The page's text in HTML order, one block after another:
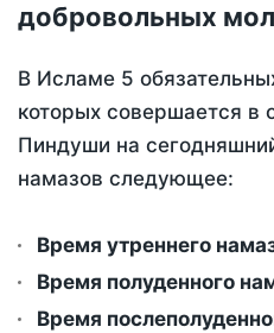
добровольных
В Исламе 5
которых совершается в
Пиндуши на
намазов следующее:
Время утреннего
Время полуденного
Время